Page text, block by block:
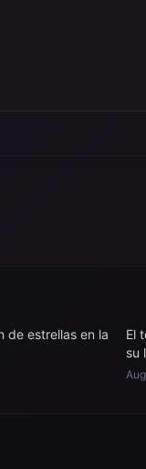
de estrellas en la
El
su